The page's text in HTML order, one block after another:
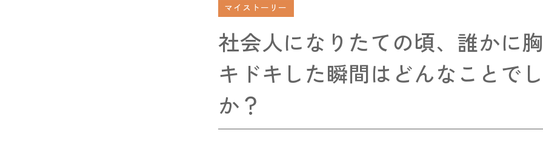
マイストーリー
社会人になりたての頃、誰かに
キドキした瞬間はどんなことで
か？